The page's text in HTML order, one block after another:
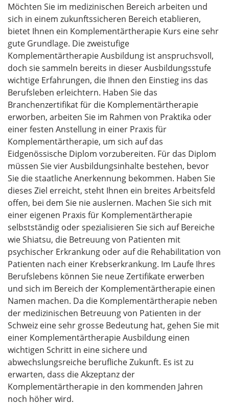
Möchten Sie im medizinischen Bereich arbeiten und
sich in einem zukunftssicheren Bereich etablieren,
bietet Ihnen ein Komplementärtherapie Kurs eine sehr
gute Grundlage. Die zweistufige
Komplementärtherapie Ausbildung ist anspruchsvoll,
doch sie sammeln bereits in dieser Ausbildungsstufe
wichtige Erfahrungen, die Ihnen den Einstieg ins das
Berufsleben erleichtern. Haben Sie das
Branchenzertifikat für die Komplementärtherapie
erworben, arbeiten Sie im Rahmen von Praktika oder
einer festen Anstellung in einer Praxis für
Komplementärtherapie, um sich auf das
Eidgenössische Diplom vorzubereiten. Für das Diplom
müssen Sie vier Ausbildungsinhalte bestehen, bevor
Sie die staatliche Anerkennung bekommen. Haben Sie
dieses Ziel erreicht, steht Ihnen ein breites Arbeitsfeld
offen, bei dem Sie nie auslernen. Machen Sie sich mit
einer eigenen Praxis für Komplementärtherapie
selbstständig oder spezialisieren Sie sich auf Bereiche
wie Shiatsu, die Betreuung von Patienten mit
psychischer Erkrankung oder auf die Rehabilitation von
Patienten nach einer Krebserkrankung. Im Laufe Ihres
Berufslebens können Sie neue Zertifikate erwerben
und sich im Bereich der Komplementärtherapie einen
Namen machen. Da die Komplementärtherapie neben
der medizinischen Betreuung von Patienten in der
Schweiz eine sehr grosse Bedeutung hat, gehen Sie mit
einer Komplementärtherapie Ausbildung einen
wichtigen Schritt in eine sichere und
abwechslungsreiche berufliche Zukunft. Es ist zu
erwarten, dass die Akzeptanz der
Komplementärtherapie in den kommenden Jahren
noch höher wird.